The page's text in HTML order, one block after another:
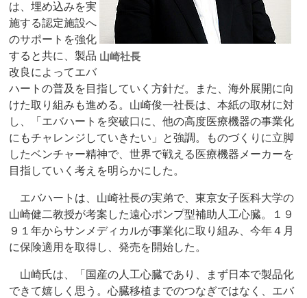
山崎社長
は、埋め込みを実
施する認定施設へ
のサポートを強化
すると共に、製品
改良によってエバ
ハートの普及を目指していく方針だ。また、海外展開に向
けた取り組みも進める。山崎俊一社長は、本紙の取材に対
し、「エバハートを突破口に、他の高度医療機器の事業化
にもチャレンジしていきたい」と強調。ものづくりに立脚
したベンチャー精神で、世界で戦える医療機器メーカーを
目指していく考えを明らかにした。
エバハートは、山崎社長の実弟で、東京女子医科大学の
山崎健二教授が考案した遠心ポンプ型補助人工心臓。１９
９１年からサンメディカルが事業化に取り組み、今年４月
に保険適用を取得し、発売を開始した。
山崎氏は、「国産の人工心臓であり、まず日本で製品化
できて嬉しく思う。心臓移植までのつなぎではなく、エバ